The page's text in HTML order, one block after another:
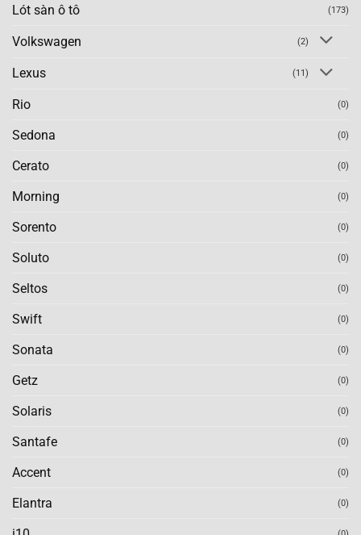
Lót sàn ô tô (173)
Volkswagen (2)
Lexus (11)
Rio (0)
Sedona (0)
Cerato (0)
Morning (0)
Sorento (0)
Soluto (0)
Seltos (0)
Swift (0)
Sonata (0)
Getz (0)
Solaris (0)
Santafe (0)
Accent (0)
Elantra (0)